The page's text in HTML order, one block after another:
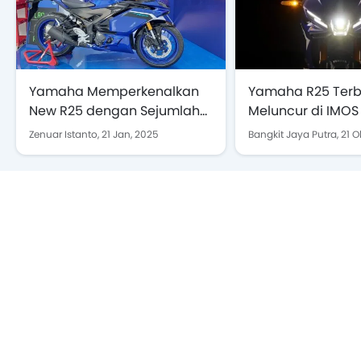
Yamaha Memperkenalkan
New R25 dengan Sejumlah
Perubahan Menarik
Zenuar Istanto,21 Jan, 2025
Yamaha R25
Meluncur di
Kata Yamaha
Bangkit Jaya Putra,21